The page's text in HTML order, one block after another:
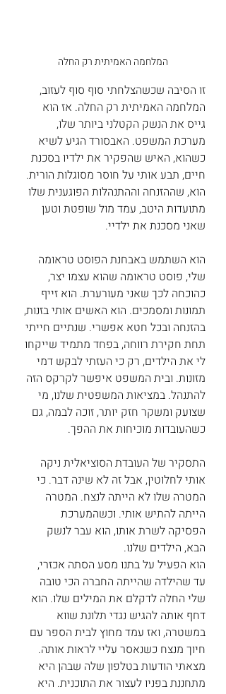
המלחמה האמיתית רק החלה
זו הסיבה שכשהצלחתי סוף סוף לעזוב,
המלחמה האמיתית רק החלה. אז הוא
גייס את הנשק הקטלני ביותר שלו,
מערכת המשפט. האבסורד הגיע לשיא
כשהוא, האיש שהפקיר את ילדיו בסכנת
חיים, תבע אותי על חוסר מסוגלות הורית.
הוא, שההזנחה וההתנהלות הפוגענית שלו
מתועדות היטב, עמד מול שופטת וטען
שאני מסכנת את ילדיי.
הוא השתמש באבחנת הפוסט טראומה
שלי, פוסט טראומה שהוא עצמו יצר,
כהוכחה לכך שאני מעורערת. הוא זייף
תמונות ומסמכים. הוא האשים אותי בזנות,
בהזנחה ובכל חטא אפשרי. שנתיים חייתי
תחת חקירת רווחה, בפחד מתמיד שייקחו
לי את הילדים, רק כי העזתי לבקש דמי
מזונות. ובית המשפט איפשר לקרקס הזה
להתנהל. במציאות המשפטית שלנו, מי
שצועק ומשקר חזק יותר, זוכה לבמה, גם
כשהעובדות מוכיחות את ההפך.
התסקיר של העובדת הסוציאלית ניקה
אותי לחלוטין, אבל זה לא שינה דבר. כי
המטרה שלו לא הייתה לנצח. המטרה
הייתה להתיש אותי. וכשהמערכת
הפסיקה לשרת אותו, הוא עבר לנשק
הבא, הילדים שלנו.
הוא הפעיל על בתנו מסע הסתה אכזרי,
עד שהילדה שהייתה החברה הכי טובה
שלי החלה לדקלם את המילים שלו. הוא
דחף אותה להגיש נגדי תלונת שווא
במשטרה, ואז עמד מחוץ לבית הספר עם
חיוך מנצח כשנאסר עליי לראות אותה.
מצאתי הודעות בטלפון שלה שבהן היא
מתחננת בפניו לעצור את התוכנית. היא